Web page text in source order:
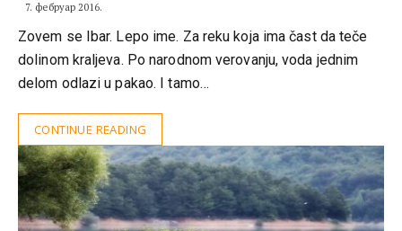
7. фебруар 2016.
Zovem se Ibar. Lepo ime. Za reku koja ima čast da teče
dolinom kraljeva. Po narodnom verovanju, voda jednim
delom odlazi u pakao. I tamo…
CONTINUE READING